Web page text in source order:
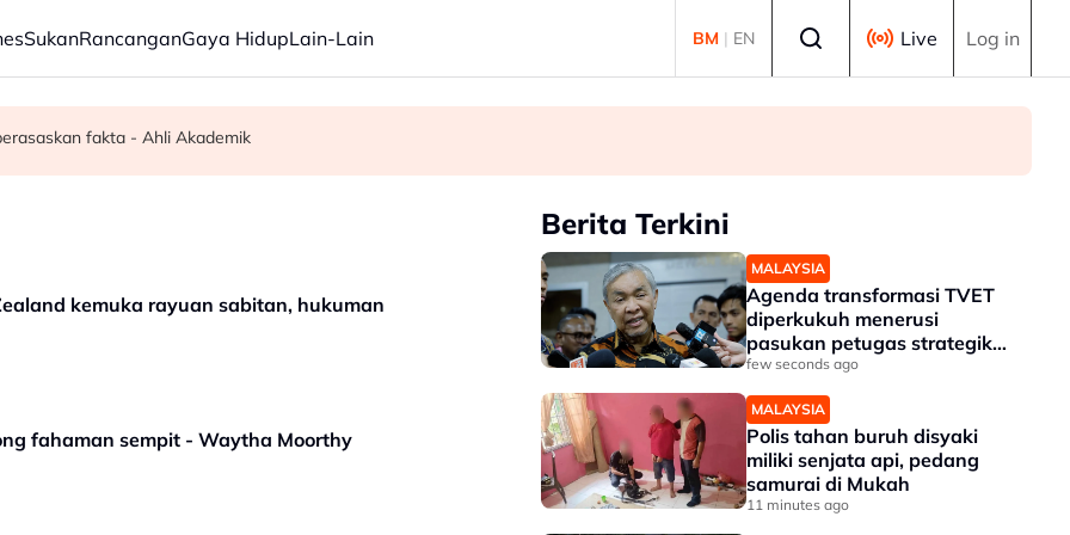
SukanRancanganGaya HidupLain-Lain BM | EN Live Log in
pasukan petugas strategik TVET 2.0
samurai di Mukah
fakta - Ahli Akademik
kemuka rayuan sabitan, hukuman
fahaman sempit - Waytha Moorthy
Berita Terkini
MALAYSIA
Agenda transformasi TVET
diperkukuh menerusi
pasukan petugas strategik
TVET 2.0
few seconds ago
MALAYSIA
Polis tahan buruh disyaki
miliki senjata api, pedang
samurai di Mukah
11 minutes ago